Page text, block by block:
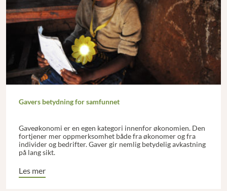
Gavers betydning for samfunnet
Gaveøkonomi er en egen kategori innenfor økonomien. Den
fortjener mer oppmerksomhet både fra økonomer og fra
individer og bedrifter. Gaver gir nemlig betydelig avkastning
på lang sikt.
Les mer